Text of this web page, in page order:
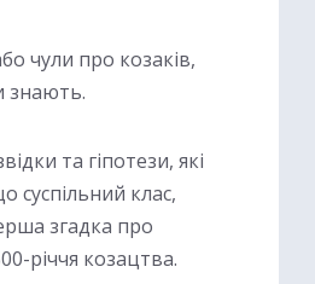
чули про козаків,
знають.
та гіпотези, які
суспільний клас,
згадка про
річчя козацтва.